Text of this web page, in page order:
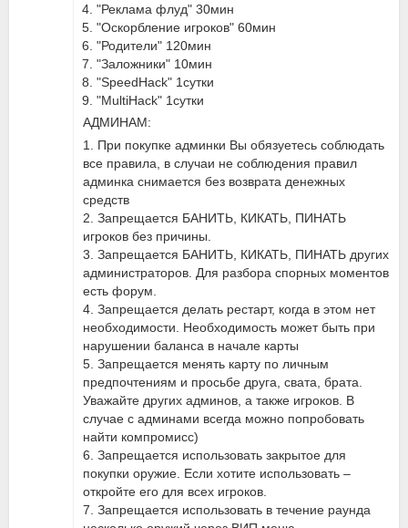
"Реклама флуд" 30мин
"Оскорбление игроков" 60мин
"Родители" 120мин
"Заложники" 10мин
"SpeedHack" 1сутки
"MultiHack" 1сутки
АДМИНАМ:
1. При покупке админки Вы обязуетесь соблюдать
все правила, в случаи не соблюдения правил
админка снимается без возврата денежных
средств
2. Запрещается БАНИТЬ, КИКАТЬ, ПИНАТЬ
игроков без причины.
3. Запрещается БАНИТЬ, КИКАТЬ, ПИНАТЬ других
администраторов. Для разбора спорных моментов
есть форум.
4. Запрещается делать рестарт, когда в этом нет
необходимости. Необходимость может быть при
нарушении баланса в начале карты
5. Запрещается менять карту по личным
предпочтениям и просьбе друга, свата, брата.
Уважайте других админов, а также игроков. В
случае с админами всегда можно попробовать
найти компромисс)
6. Запрещается использовать закрытое для
покупки оружие. Если хотите использовать –
откройте его для всех игроков.
7. Запрещается использовать в течение раунда